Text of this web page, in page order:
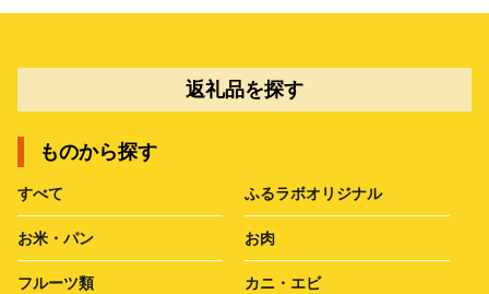
返礼品を探す
ものから探す
すべて ふるラボオリジナル
お米・パン お肉
フルーツ類 カニ・エビ